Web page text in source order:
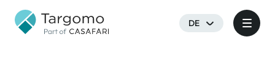
DE